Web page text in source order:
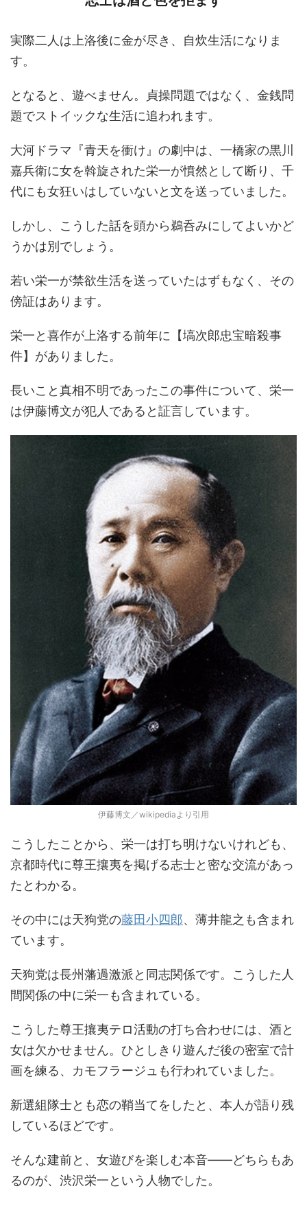
実際二人は上洛後に金が尽き、自炊生活になりま
す。
となると、遊べません。貞操問題ではなく、金銭問
題でストイックな生活に追われます。
大河ドラマ『青天を衝け』の劇中は、一橋家の黒川
嘉兵衛に女を斡旋された栄一が憤然として断り、千
代にも女狂いはしていないと文を送っていました。
しかし、こうした話を頭から鵜呑みにしてよいかど
うかは別でしょう。
若い栄一が禁欲生活を送っていたはずもなく、その
傍証はあります。
栄一と喜作が上洛する前年に【塙次郎忠宝暗殺事
件】がありました。
長いこと真相不明であったこの事件について、栄一
は伊藤博文が犯人であると証言しています。
伊藤博文／wikipediaより引用
こうしたことから、栄一は打ち明けないけれども、
京都時代に尊王攘夷を掲げる志士と密な交流があっ
たとわかる。
その中には天狗党の藤田小四郎、薄井龍之も含まれ
ています。
天狗党は長州藩過激派と同志関係です。こうした人
間関係の中に栄一も含まれている。
こうした尊王攘夷テロ活動の打ち合わせには、酒と
女は欠かせません。ひとしきり遊んだ後の密室で計
画を練る、カモフラージュも行われていました。
新選組隊士とも恋の鞘当てをしたと、本人が語り残
しているほどです。
そんな建前と、女遊びを楽しむ本音――どちらもあ
るのが、渋沢栄一という人物でした。